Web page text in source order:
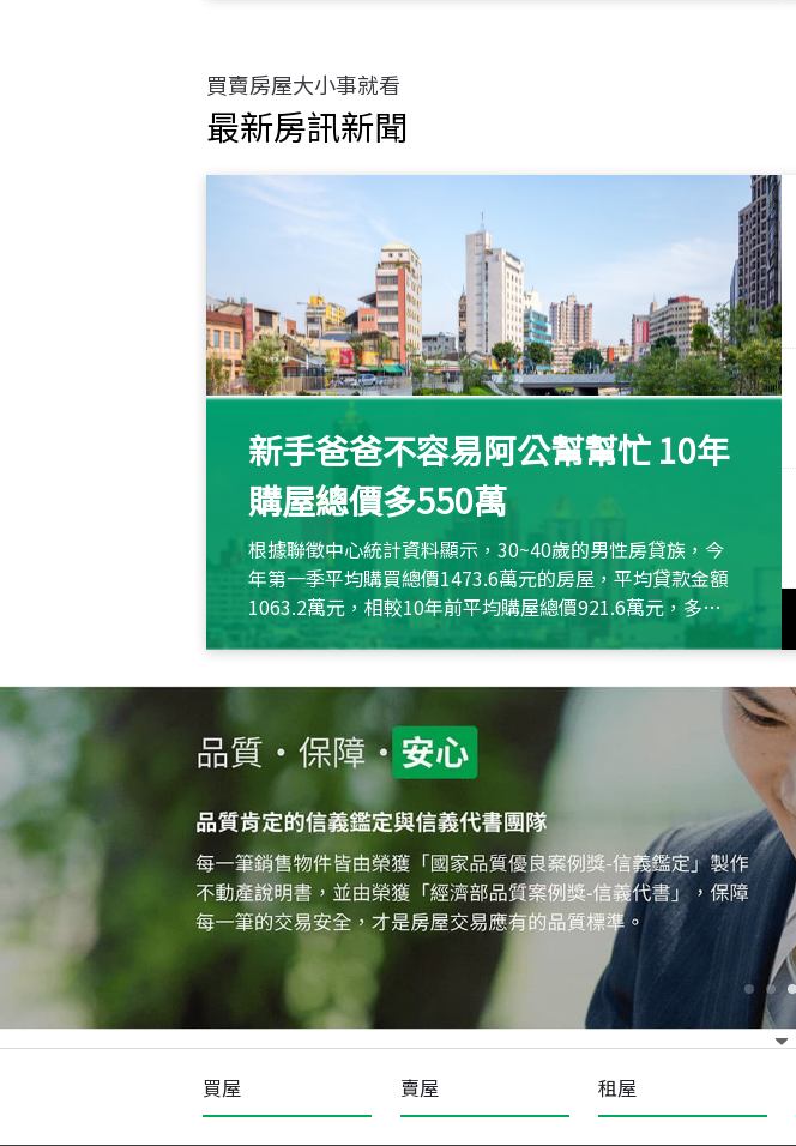
買賣房屋大小事就看
最新房訊新聞
新手爸爸不容易阿公幫幫忙 10年
購屋總價多550萬
根據聯徵中心統計資料顯示，30~40歲的男性房貸族，今
年第一季平均購買總價1473.6萬元的房屋，平均貸款金額
1063.2萬元，相較10年前平均購屋總價921.6萬元，多出
約550萬元，且貸款金額也多
買屋 賣屋 租屋